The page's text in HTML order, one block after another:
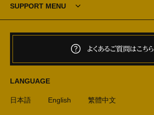
SUPPORT MENU
よくあるご質問はこちら
LANGUAGE
日本語 English 繁體中文